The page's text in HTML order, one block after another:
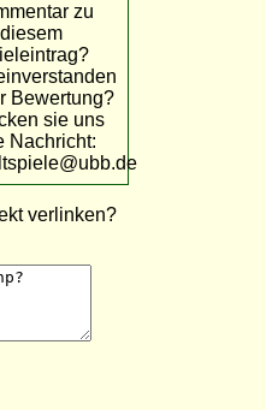
zu
diesem
Bewertung?
sie uns
Nachricht:
verlinken?